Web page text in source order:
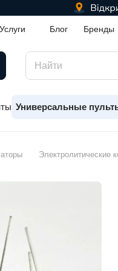
Услуги Блог Бренды
Универсальные
Электролитические